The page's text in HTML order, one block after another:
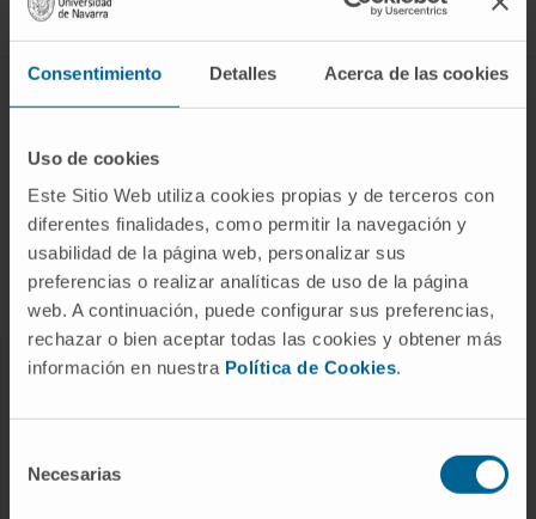
Consentimiento Detalles Acerca de las cookies
Uso de cookies
Este Sitio Web utiliza cookies propias y de terceros con
diferentes finalidades, como permitir la navegación y
usabilidad de la página web, personalizar sus
preferencias o realizar analíticas de uso de la página
web. A continuación, puede configurar sus preferencias,
rechazar o bien aceptar todas las cookies y obtener más
información en nuestra Política de Cookies.
Necesarias
ENFERMEDADES Y TRATAMIENTOS
Enfermedades
Pruebas diagnósticas
Tratamientos
Cuidados en casa
Chequeos y salud
Conozca a los profesionales